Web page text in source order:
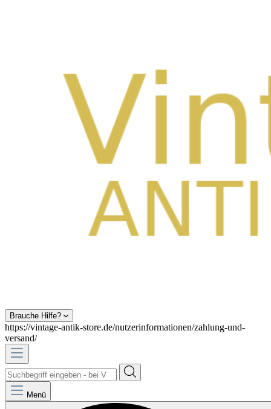
Brauche Hilfe?
https://vintage-antik-store.de/nutzerinformationen/zahlung-und-
versand/
Menü